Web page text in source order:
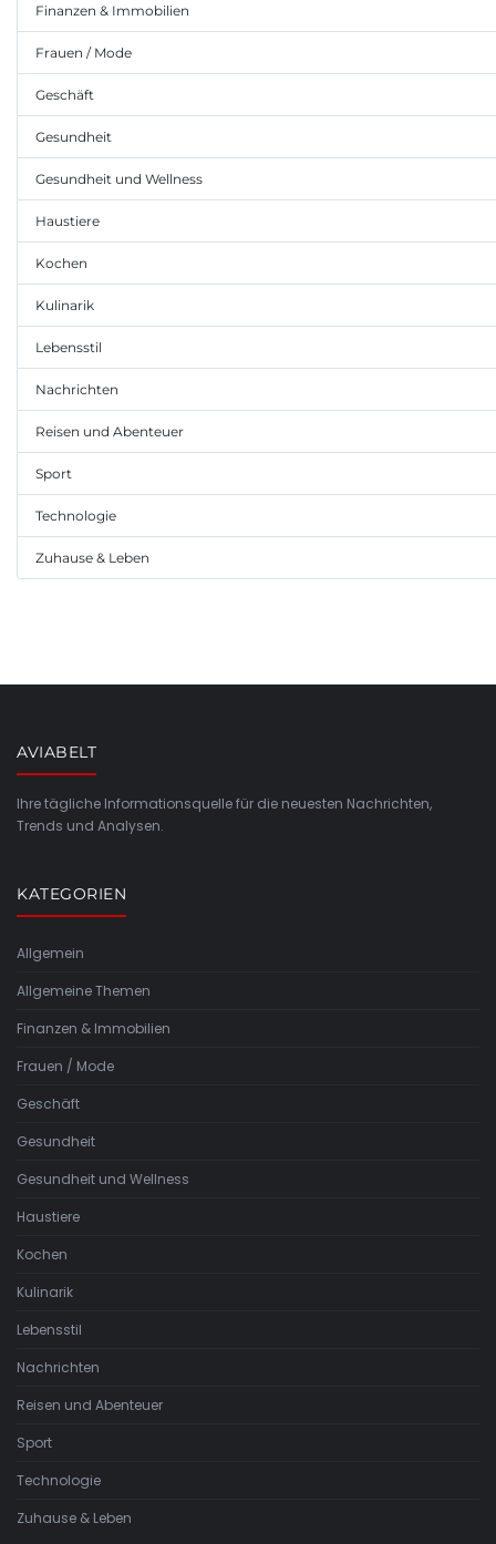
Finanzen & Immobilien
Frauen / Mode
Geschäft
Gesundheit
Gesundheit und Wellness
Haustiere
Kochen
Kulinarik
Lebensstil
Nachrichten
Reisen und Abenteuer
Sport
Technologie
Zuhause & Leben
AVIABELT
Ihre tägliche Informationsquelle für die neuesten Nachrichten,
Trends und Analysen.
KATEGORIEN
Allgemein
Allgemeine Themen
Finanzen & Immobilien
Frauen / Mode
Geschäft
Gesundheit
Gesundheit und Wellness
Haustiere
Kochen
Kulinarik
Lebensstil
Nachrichten
Reisen und Abenteuer
Sport
Technologie
Zuhause & Leben